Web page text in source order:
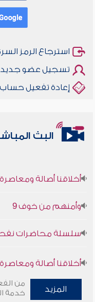
استرجاع الرمز
تسجيل عضو جديد
إعادة تفعيل حساب
البث
أخلاقنا أصالة ومعاصرة
وأمنهم من خوف 9
سلسلة محاضرات نفحات
أخلاقنا أصالة ومعاصرة
وأمنهم من خوف 9
المزيد
من
خدمة